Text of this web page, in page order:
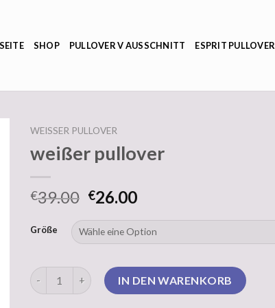
SHOP PULLOVER V AUSSCHNITT ESPRIT PULLOVER
WEISSER PULLOVER
weißer pullover
€39.00 €26.00
Größe
weißer pullover MengeIN DEN WARENKORB